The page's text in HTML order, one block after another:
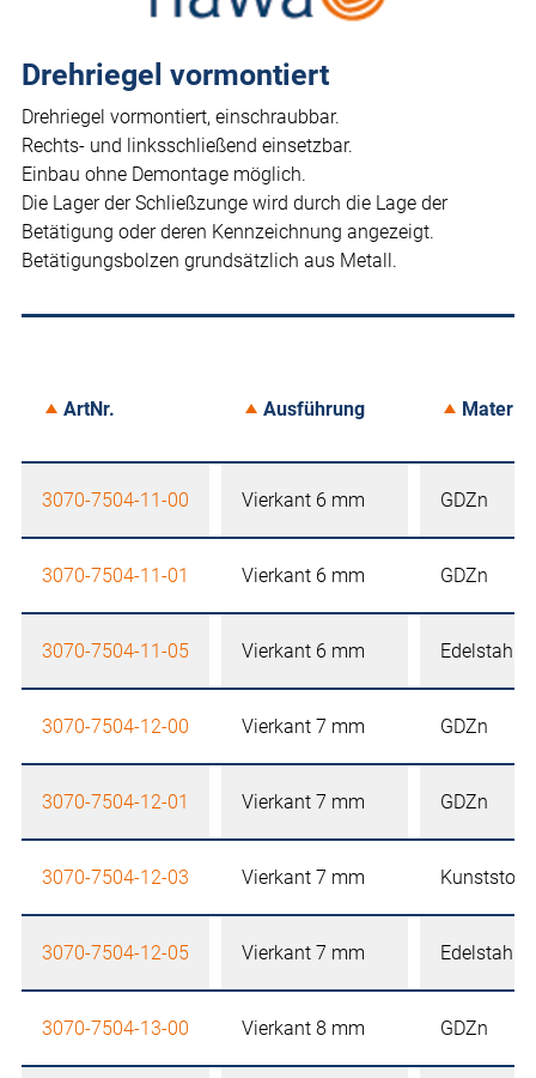
Drehriegel vormontiert
Drehriegel vormontiert, einschraubbar.
Rechts- und linksschließend einsetzbar.
Einbau ohne Demontage möglich.
Die Lager der Schließzunge wird durch die Lage der
Betätigung oder deren Kennzeichnung angezeigt.
Betätigungsbolzen grundsätzlich aus Metall.
ArtNr. Ausführung Material
3070-7504-11-00 Vierkant 6 mm GDZn
3070-7504-11-01 Vierkant 6 mm GDZn
3070-7504-11-05 Vierkant 6 mm Edelstahl
3070-7504-12-00 Vierkant 7 mm GDZn
3070-7504-12-01 Vierkant 7 mm GDZn
3070-7504-12-03 Vierkant 7 mm Kunststoff
3070-7504-12-05 Vierkant 7 mm Edelstahl
3070-7504-13-00 Vierkant 8 mm GDZn